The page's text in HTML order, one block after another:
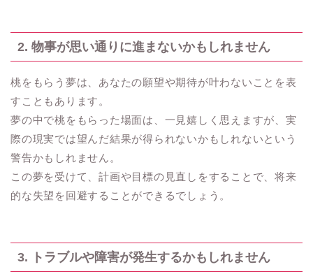
2. 物事が思い通りに進まないかもしれません
桃をもらう夢は、あなたの願望や期待が叶わないことを表
すこともあります。
夢の中で桃をもらった場面は、一見嬉しく思えますが、実
際の現実では望んだ結果が得られないかもしれないという
警告かもしれません。
この夢を受けて、計画や目標の見直しをすることで、将来
的な失望を回避することができるでしょう。
3. トラブルや障害が発生するかもしれません